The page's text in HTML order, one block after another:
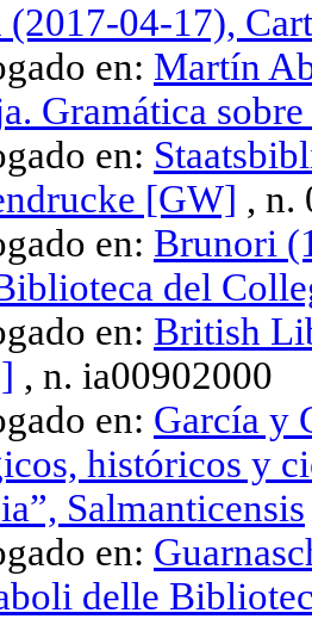
(2017-04-17),
en: Martín
Gramática
en:
[GW] , n.
en: Brunori
del
en: British
, n. ia00902000
en: García y
históricos y
Salmanticensis
en:
delle